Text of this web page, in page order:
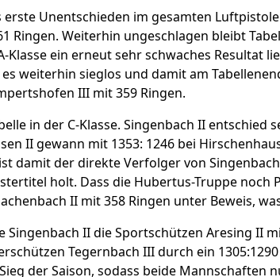
erste Unentschieden im gesamten
Ringen. Weiterhin ungeschlagen bleibt
Klasse ein erneut sehr schwaches
weiterhin sieglos und damit am
III mit 359 Ringen.
in der C-Klasse. Singenbach II
II gewann mit 1353: 1246 bei
ist damit der direkte Verfolger von
holt. Dass die Hubertus-Truppe
II mit 358 Ringen unter Beweis,
Singenbach II die Sportschützen Aresing II
Tegernbach III durch ein
der Saison, sodass beide